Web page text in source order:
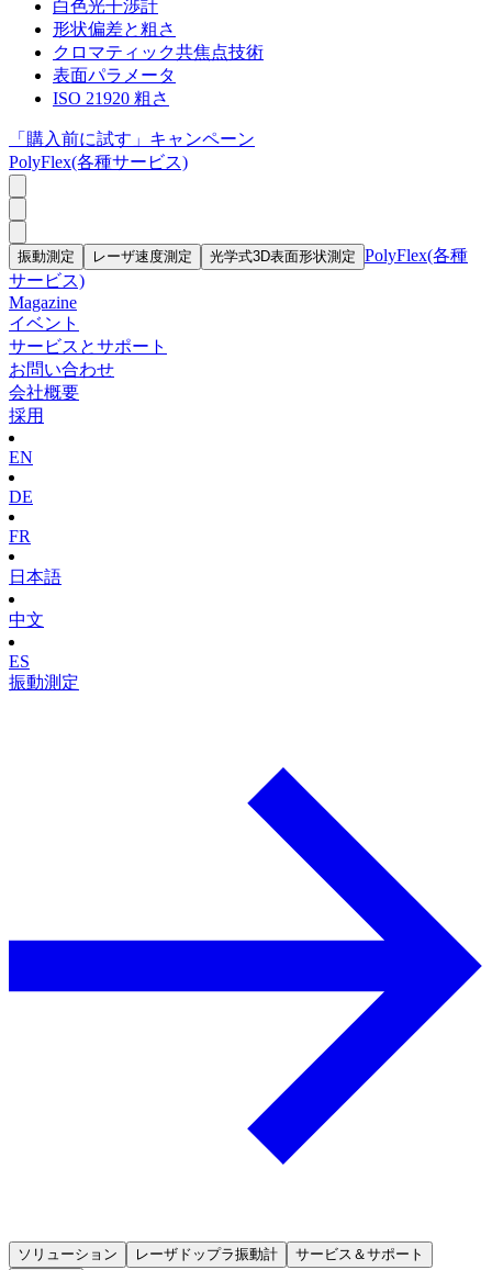
白色光干渉計
形状偏差と粗さ
クロマティック共焦点技術
表面パラメータ
ISO 21920 粗さ
「購入前に試す」キャンペーン
PolyFlex(各種サービス)
振動測定 レーザ速度測定 光学式3D表面形状測定 PolyFlex(各種
サービス)
Magazine
イベント
サービスとサポート
お問い合わせ
会社概要
採用
EN
DE
FR
日本語
中文
ES
振動測定
ソリューション レーザドップラ振動計
サービス＆サポート